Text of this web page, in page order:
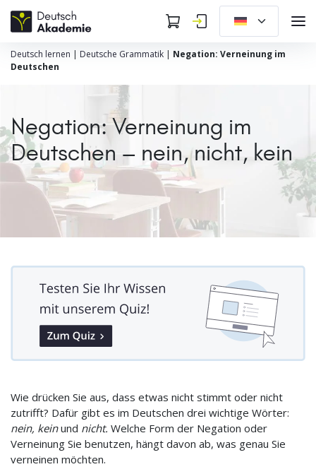
Deutsch lernen | Deutsche Grammatik | Negation: Verneinung im
Deutschen
Negation: Verneinung im
Deutschen – nein, nicht, kein
Wie drücken Sie aus, dass etwas nicht stimmt oder nicht
zutrifft? Dafür gibt es im Deutschen drei wichtige Wörter:
nein, keinund nicht. Welche Form der Negation oder
Verneinung Sie benutzen, hängt davon ab, was genau Sie
verneinen möchten.